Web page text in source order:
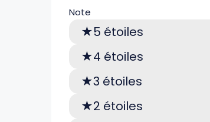
Note
5 étoiles
4 étoiles
3 étoiles
2 étoiles